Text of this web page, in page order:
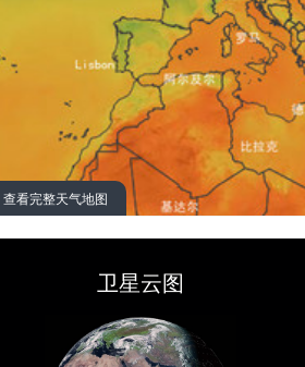
查看完整天气地图
卫星云图